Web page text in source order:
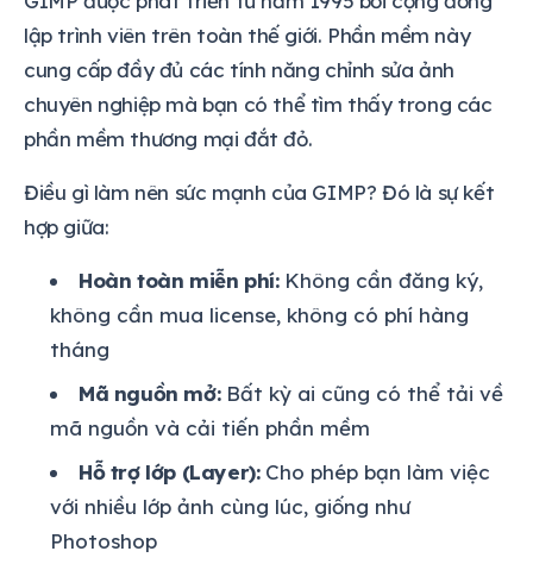
lập trình viên trên toàn thế giới. Phần mềm này
cung cấp đầy đủ các tính năng chỉnh sửa ảnh
chuyên nghiệp mà bạn có thể tìm thấy trong các
phần mềm thương mại đắt đỏ.
Điều gì làm nên sức mạnh của GIMP? Đó là sự kết
hợp giữa:
Hoàn toàn miễn phí:Không cần đăng ký,
không cần mua license, không có phí hàng
tháng
Mã nguồn mở:Bất kỳ ai cũng có thể tải về
mã nguồn và cải tiến phần mềm
Hỗ trợ lớp (Layer):Cho phép bạn làm việc
với nhiều lớp ảnh cùng lúc, giống như
Photoshop